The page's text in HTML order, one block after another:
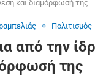
και διαμόρφωσή της
Πολιτισμός
από την
της